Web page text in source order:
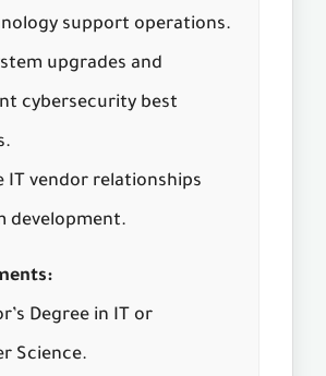
support operations.
upgrades and
cybersecurity best
IT vendor relationships
development.
Degree in IT or
Science.